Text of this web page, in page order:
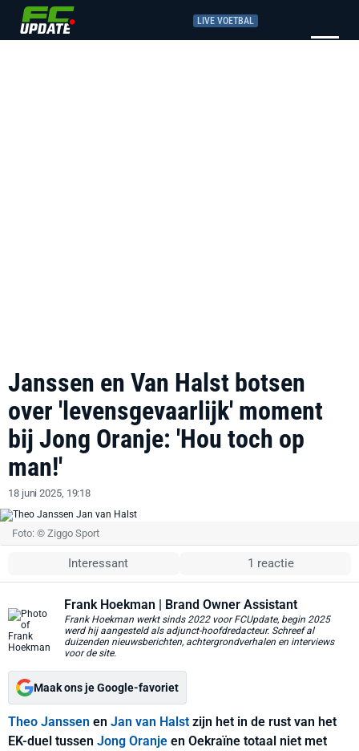
LIVE VOETBAL
Janssen en Van Halst botsen
over 'levensgevaarlijk' moment
bij Jong Oranje: 'Hou toch op
man!'
18 juni 2025, 19:18
Foto: © Ziggo Sport
Interessant 1 reactie
Frank Hoekman | Brand Owner Assistant
Frank Hoekman werkt sinds 2022 voor FCUpdate, begin 2025
werd hij aangesteld als adjunct-hoofdredacteur. Schreef al
duizenden nieuwsberichten, achtergrondverhalen en interviews
voor de site.
Maak ons je Google-favoriet
Theo Janssen en Jan van Halst zijn het in de rust van het
EK-duel tussen Jong Oranje en Oekraïne totaal niet met